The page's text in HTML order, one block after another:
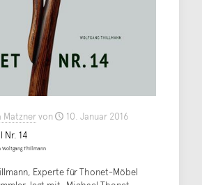
Matznervon
10. Januar 2016
Nr. 14
Wolfgang Thillmann
Experte für Thonet-Möbel